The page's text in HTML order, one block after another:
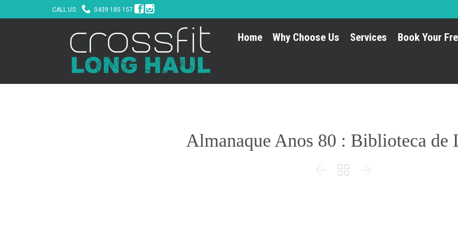
CALL US:  0439 185 157 
Home Why Choose Us Services Book Your
Almanaque Anos 80 : Biblioteca de
  